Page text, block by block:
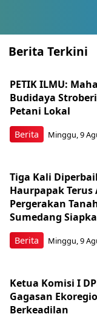
Berita Terkini
Berita
PETIK ILMU:
Budidaya
Petani Lokal
Minggu, 9
Berita
Tiga Kali
Haurpapak
Pergerakan
Sumedang
Minggu, 9
Ketua Komisi I
Gagasan
Berkeadilan